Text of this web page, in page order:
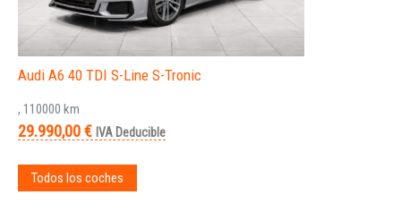
Audi A6 40 TDI S-Line S-Tronic
, 110000 km
29.990,00 € IVA Deducible
Todos los coches